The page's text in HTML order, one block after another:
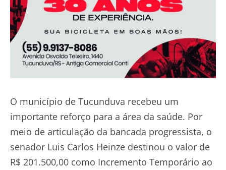
O município de Tucunduva recebeu um
importante reforço para a área da saúde. Por
meio de articulação da bancada progressista, o
senador Luis Carlos Heinze destinou o valor de
R$ 201.500,00 como Incremento Temporário ao